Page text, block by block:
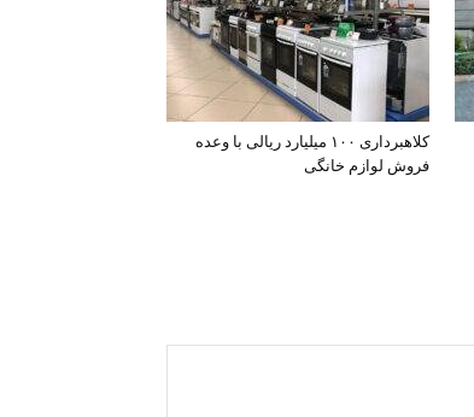
کلاهبرداری ۱۰۰ میلیارد ریالی با وعده
فروش لوازم خانگی